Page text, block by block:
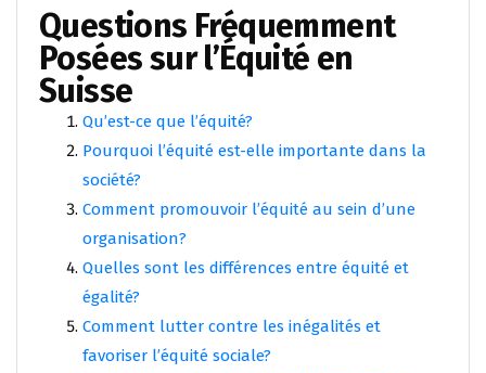
Questions Fréquemment
Posées sur l’Équité en
Suisse
Qu’est-ce que l’équité?
Pourquoi l’équité est-elle importante dans la
société?
Comment promouvoir l’équité au sein d’une
organisation?
Quelles sont les différences entre équité et
égalité?
Comment lutter contre les inégalités et
favoriser l’équité sociale?